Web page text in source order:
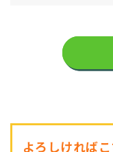
よろしければ